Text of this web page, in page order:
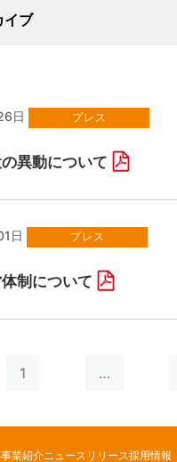
イブ
日 プレス
異動について
日 プレス
制について
1 …
事業紹介ニュースリリース採用情報